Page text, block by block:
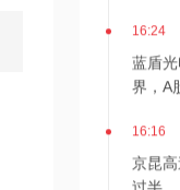
16:24
蓝盾
界，A
16:16
京昆
过半